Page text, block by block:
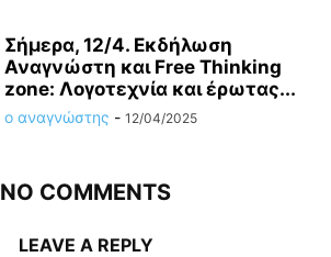
Σήμερα, 12/4. Εκδήλωση
Αναγνώστη και Free Thinking
zone: Λογοτεχνία και έρωτας...
ο αναγνώστης - 12/04/2025
NO COMMENTS
LEAVE A REPLY